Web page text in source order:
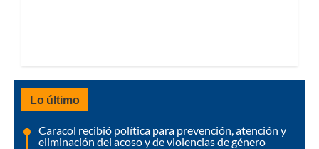
Lo último
Caracol recibió política para prevención, atención y
eliminación del acoso y de violencias de género